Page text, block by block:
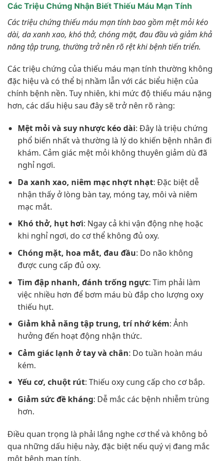
Các Triệu Chứng Nhận Biết Thiếu Máu Mạn Tính
Các triệu chứng thiếu máu mạn tính bao gồm mệt mỏi kéo
dài, da xanh xao, khó thở, chóng mặt, đau đầu và giảm khả
năng tập trung, thường trở nên rõ rệt khi bệnh tiến triển.
Các triệu chứng của thiếu máu mạn tính thường không
đặc hiệu và có thể bị nhầm lẫn với các biểu hiện của
chính bệnh nền. Tuy nhiên, khi mức độ thiếu máu nặng
hơn, các dấu hiệu sau đây sẽ trở nên rõ ràng:
Mệt mỏi và suy nhược kéo dài: Đây là triệu chứng
phổ biến nhất và thường là lý do khiến bệnh nhân đi
khám. Cảm giác mệt mỏi không thuyên giảm dù đã
nghỉ ngơi.
Da xanh xao, niêm mạc nhợt nhạt: Đặc biệt dễ
nhận thấy ở lòng bàn tay, móng tay, môi và niêm
mạc mắt.
Khó thở, hụt hơi: Ngay cả khi vận động nhẹ hoặc
khi nghỉ ngơi, do cơ thể không đủ oxy.
Chóng mặt, hoa mắt, đau đầu: Do não không
được cung cấp đủ oxy.
Tim đập nhanh, đánh trống ngực: Tim phải làm
việc nhiều hơn để bơm máu bù đắp cho lượng oxy
thiếu hụt.
Giảm khả năng tập trung, trí nhớ kém: Ảnh
hưởng đến hoạt động nhận thức.
Cảm giác lạnh ở tay và chân: Do tuần hoàn máu
kém.
Yếu cơ, chuột rút: Thiếu oxy cung cấp cho cơ bắp.
Giảm sức đề kháng: Dễ mắc các bệnh nhiễm trùng
hơn.
Điều quan trọng là phải lắng nghe cơ thể và không bỏ
qua những dấu hiệu này, đặc biệt nếu quý vị đang mắc
một bệnh mạn tính.